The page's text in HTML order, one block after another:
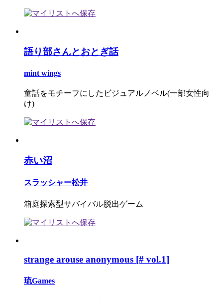
語り部さんとおとぎ話
mint wings
童話をモチーフにしたビジュアルノベル(一部女性向
け)
赤い沼
スラッシャー松井
箱庭探索型サバイバル脱出ゲーム
strange arouse anonymous [# vol.1]
琉Games